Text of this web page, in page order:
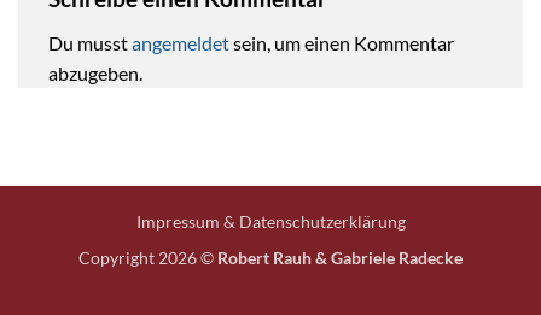
Du musstangemeldetsein, um einen Kommentar
abzugeben.
Impressum & Datenschutzerklärung
Copyright 2026 © Robert Rauh & Gabriele Radecke